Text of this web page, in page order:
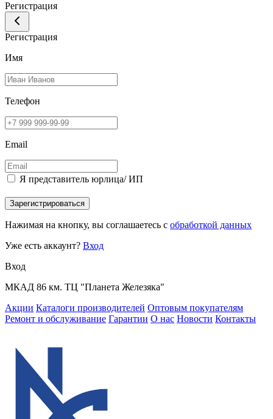
Регистрация
Регистрация
Имя
Телефон
Email
Я представитель юрлица/ ИП
Зарегистрироваться
Нажимая на кнопку, вы соглашаетесь с обработкой данных
Уже есть аккаунт? Вход
Вход
МКАД 86 км. ТЦ "Планета Железяка"
Акции Каталоги производителей Оптовым покупателям
Ремонт и обслуживание Гарантии О нас Новости Контакты